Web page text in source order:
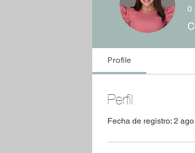
0
Profile
Perfil
Fecha de registro: 2